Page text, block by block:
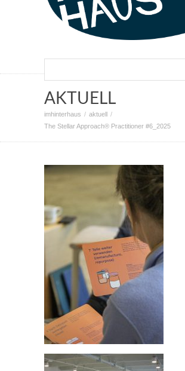
AKTUELL
imhinterhaus
aktuell
The Stellar Approach® Practitioner #6_2025